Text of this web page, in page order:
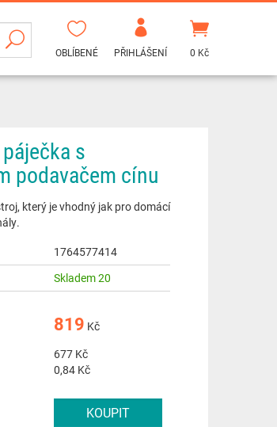
0 Kč
PŘIHLÁŠENÍ
OBLÍBENÉ
s
podavačem cínu
který je vhodný jak pro domácí
1764577414
Skladem 20
819 Kč
677 Kč
0,84 Kč